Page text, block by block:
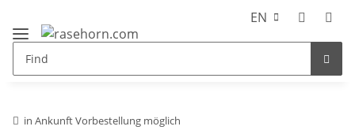
EN
in Ankunft Vorbestellung möglich